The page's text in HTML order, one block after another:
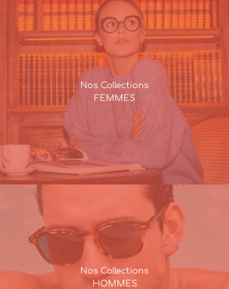
Nos Collections
FEMMES
Nos Collections
HOMMES